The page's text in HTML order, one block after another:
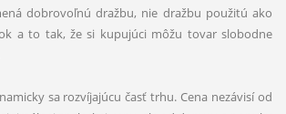
dobrovoľnú dražbu, nie dražbu použitú ako
a to tak, že si kupujúci môžu tovar slobodne
sa rozvíjajúcu časť trhu. Cena nezávisí od